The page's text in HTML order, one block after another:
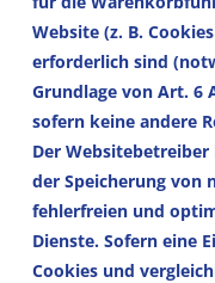
Website (z. B.
erforderlich sind
Grundlage von Art. 6
sofern keine andere
Der
der Speicherung von
fehlerfreien und
Dienste. Sofern eine
Cookies und